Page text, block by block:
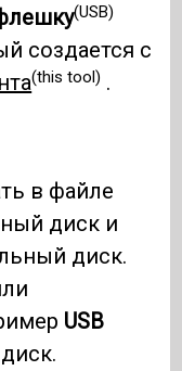
(USB)
создается с
(this tool) .
в файле
диск и
диск.
USB